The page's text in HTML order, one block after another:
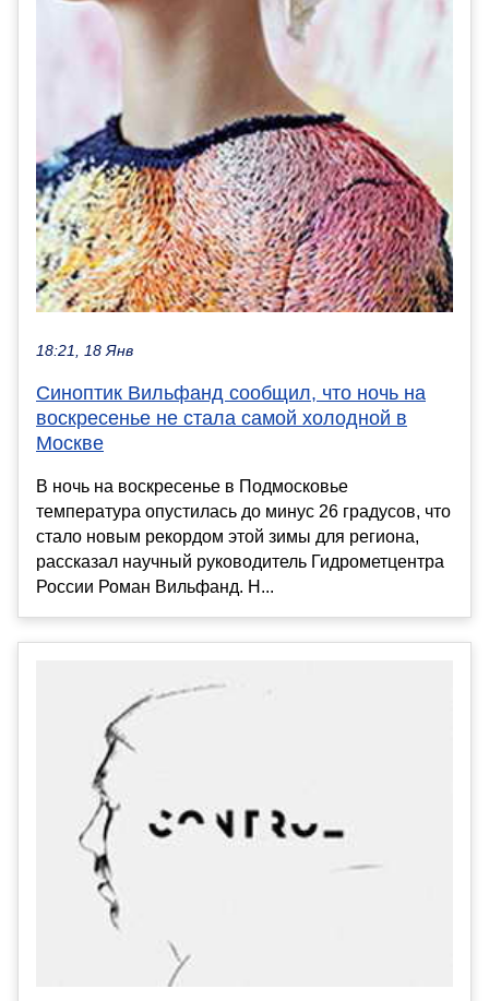
18:21, 18 Янв
Синоптик Вильфанд сообщил, что ночь на
воскресенье не стала самой холодной в
Москве
В ночь на воскресенье в Подмосковье
температура опустилась до минус 26 градусов, что
стало новым рекордом этой зимы для региона,
рассказал научный руководитель Гидрометцентра
России Роман Вильфанд. Н...